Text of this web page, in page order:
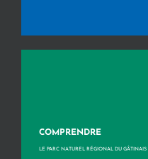
COMPRENDRE
LE PARC NATUREL RÉGIONAL DU GÂTINAIS